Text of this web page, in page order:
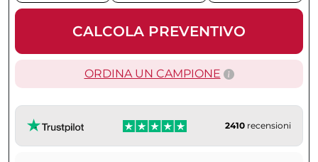
CALCOLA PREVENTIVO
ORDINA UN CAMPIONE
2410 recensioni